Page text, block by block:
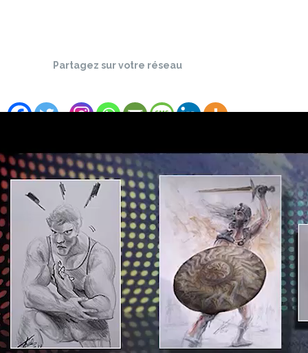
Partagez sur votre réseau